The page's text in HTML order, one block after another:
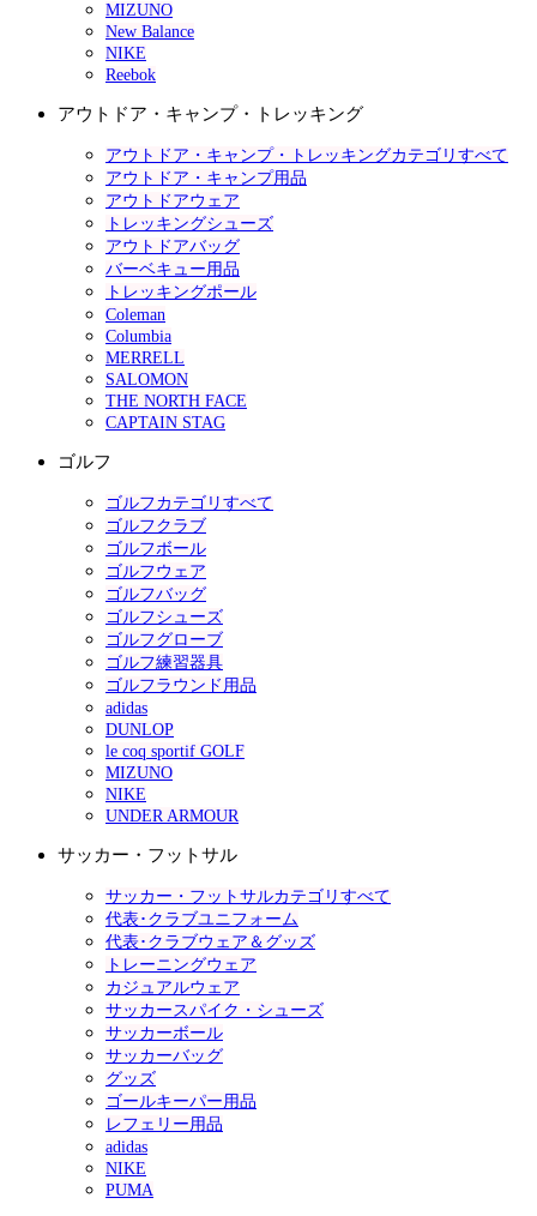
MIZUNO
New Balance
NIKE
Reebok
アウトドア・キャンプ・トレッキング
アウトドア・キャンプ・トレッキングカテゴリすべて
アウトドア・キャンプ用品
アウトドアウェア
トレッキングシューズ
アウトドアバッグ
バーベキュー用品
トレッキングポール
Coleman
Columbia
MERRELL
SALOMON
THE NORTH FACE
CAPTAIN STAG
ゴルフ
ゴルフカテゴリすべて
ゴルフクラブ
ゴルフボール
ゴルフウェア
ゴルフバッグ
ゴルフシューズ
ゴルフグローブ
ゴルフ練習器具
ゴルフラウンド用品
adidas
DUNLOP
le coq sportif GOLF
MIZUNO
NIKE
UNDER ARMOUR
サッカー・フットサル
サッカー・フットサルカテゴリすべて
代表･クラブユニフォーム
代表･クラブウェア＆グッズ
トレーニングウェア
カジュアルウェア
サッカースパイク・シューズ
サッカーボール
サッカーバッグ
グッズ
ゴールキーパー用品
レフェリー用品
adidas
NIKE
PUMA